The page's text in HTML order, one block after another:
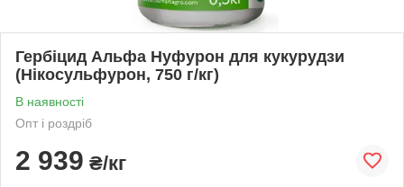
Гербіцид Альфа Нуфурон для кукурудзи
(Нікосульфурон, 750 г/кг)
В наявності
Опт і роздріб
2 939 ₴/кг